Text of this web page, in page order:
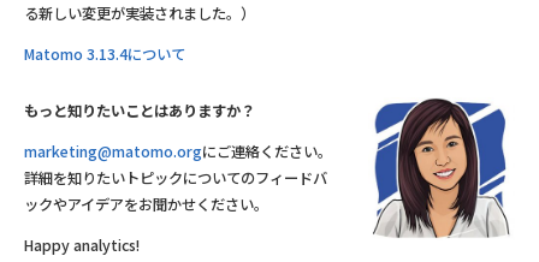
る新しい変更が実装されました。）
Matomo 3.13.4について
もっと知りたいことはありますか？
marketing@matomo.orgにご連絡ください。
詳細を知りたいトピックについてのフィードバ
ックやアイデアをお聞かせください。
Happy analytics!